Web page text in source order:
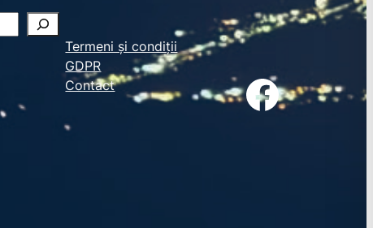
Termeni și condiții
GDPR
Contact
Facebook